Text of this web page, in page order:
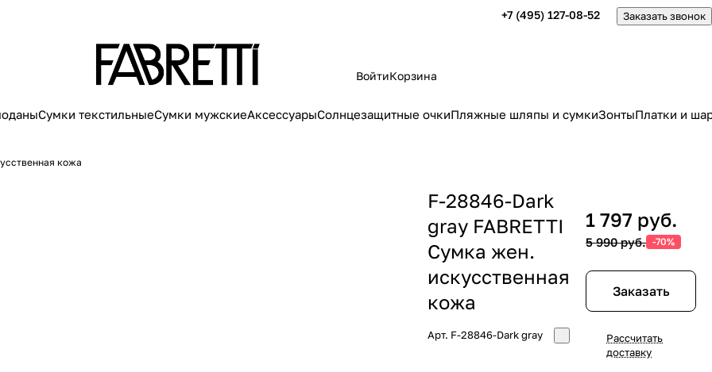
+7 (495) 127-08-52 Заказать звонок
ВойтиКорзина
Сумки текстильныеСумки мужскиеАксессуарыСолнцезащитные очкиПляжные шляпы и сумкиЗонтыПлатки и
кожа
F-28846-Dark
gray FABRETTI
Сумка жен.
искусственная
кожа
Арт. F-28846-Dark gray
1 797 руб.
5 990 руб. -70%
Заказать
Рассчитать
доставку